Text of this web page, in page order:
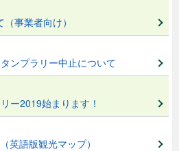
事業者向け）
ンプラリー中止について
ー2019始まります！
（英語版観光マップ）